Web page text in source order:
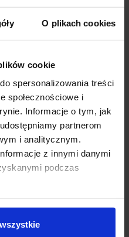
O plikach cookies
cookie
spersonalizowania treści
społecznościowe i
Informacje o tym, jak
partnerom
i analitycznym.
z innymi danymi
podczas
Taśma LED 300 Biała
Ciepła Rolka 5m
wodoodporna